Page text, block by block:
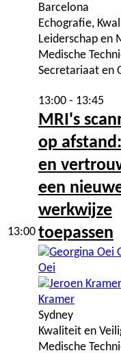
Barcelona
Echografie,
Leiderschap en
Medische
Secretariaat en
13:00
13:00 - 13:45
MRI's
op
en
een
werkwijze
toepassen
Oei
Kramer
Sydney
Kwaliteit en
Medische